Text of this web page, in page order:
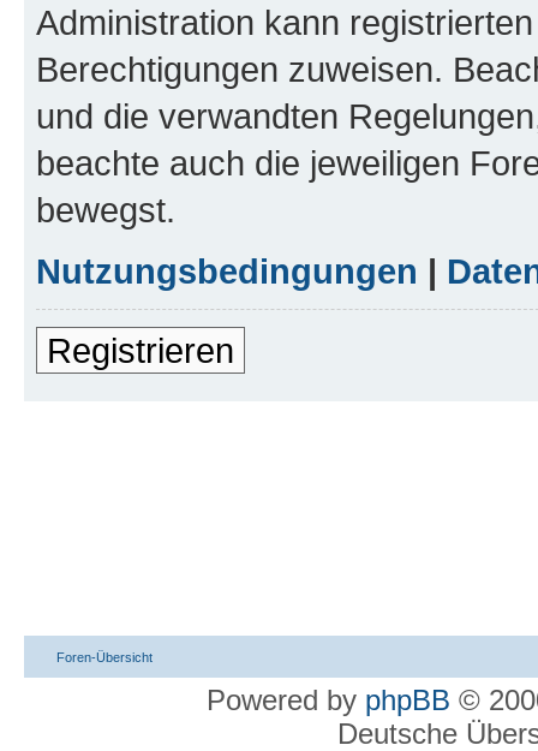
Administration kann
Berechtigungen zuweisen.
und die verwandten
beachte auch die jeweiligen
bewegst.
Nutzungsbedingungen |
Registrieren
Foren-Übersicht
Powered by phpBB ©
Deutsche